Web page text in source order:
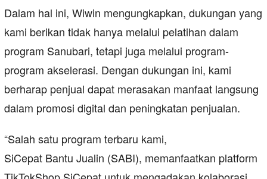
Dalam hal ini, Wiwin mengungkapkan, dukungan yang
kami berikan tidak hanya melalui pelatihan dalam
program Sanubari, tetapi juga melalui program-
program akselerasi. Dengan dukungan ini, kami
berharap penjual dapat merasakan manfaat langsung
dalam promosi digital dan peningkatan penjualan.
“Salah satu program terbaru kami,
SiCepat Bantu Jualin (SABI), memanfaatkan platform